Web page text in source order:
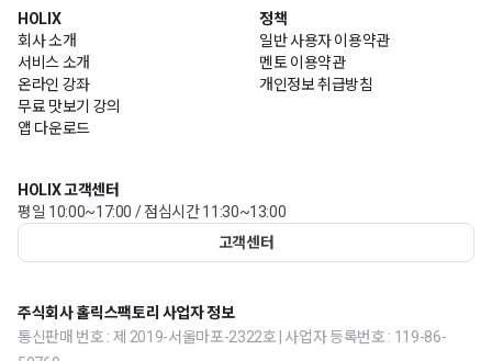
HOLIX
회사 소개
서비스 소개
온라인 강좌
무료 맛보기 강의
앱 다운로드
정책
일반 사용자 이용약관
멘토 이용약관
개인정보 취급방침
HOLIX 고객센터
평일 10:00~17:00 / 점심시간 11:30~13:00
고객센터
주식회사 홀릭스팩토리 사업자 정보
통신판매 번호 : 제 2019-서울마포-2322호 | 사업자 등록번호 : 119-86-